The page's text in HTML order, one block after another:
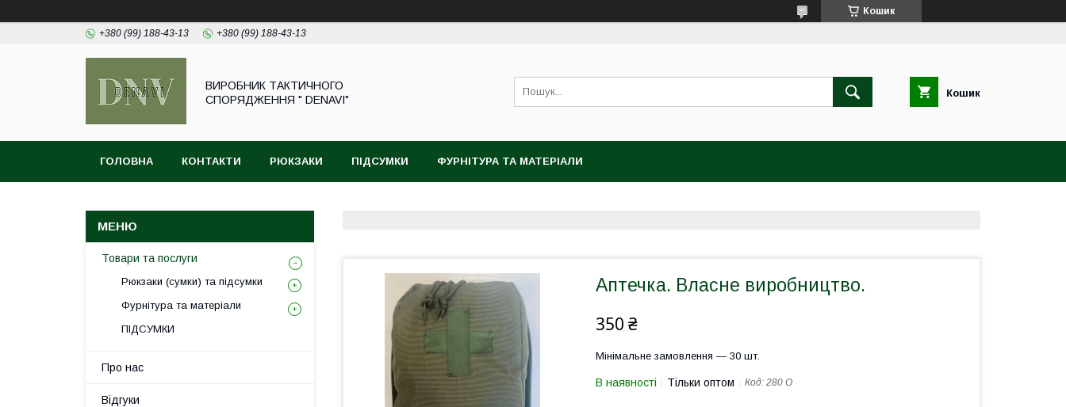
Кошик
+380 (99) 188-43-13 +380 (99) 188-43-13
ВИРОБНИК ТАКТИЧНОГО
СПОРЯДЖЕННЯ " DENAVI"
Кошик
ГОЛОВНА КОНТАКТИ РЮКЗАКИ ПІДСУМКИ ФУРНІТУРА ТА МАТЕРІАЛИ
Аптечка. Власне виробництво.
350 ₴
Мінімальне замовлення — 30 шт.
В наявності Тільки оптом Код: 280 О
Товари та послуги
Рюкзаки (сумки) та підсумки
Фурнітура та матеріали
ПІДСУМКИ
Про нас
Відгуки